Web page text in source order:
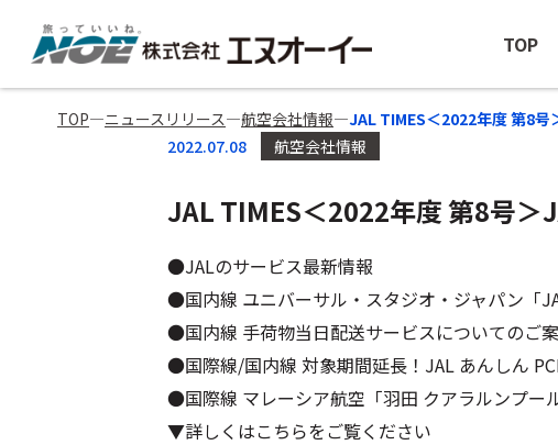
TOP
TOP―ニュースリリース―航空会社情報―JAL TIMES＜2022年度 第8
2022.07.08
航空会社情報
JAL TIMES＜2022年度 第8号＞
●JALのサービス最新情報
●国内線 ユニバーサル・スタジオ・ジャパン「
●国内線 手荷物当日配送サービスについてのご
●国際線/国内線 対象期間延長！JAL あんしん
●国際線 マレーシア航空「羽田 クアラルンプー
▼詳しくはこちらをご覧ください